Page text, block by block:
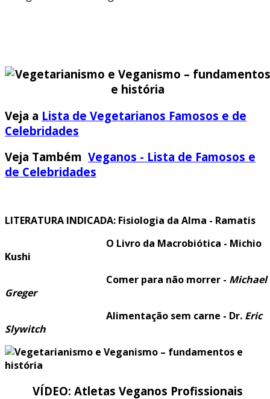
Veja a Lista de Vegetarianos Famosos e de
Celebridades
Veja Também Veganos - Lista de Famosos e
de Celebridades
LITERATURA INDICADA: Fisiologia da Alma - Ramatis
O Livro da Macrobiótica - Michio
Kushi
Comer para não morrer - Michael
Greger
Alimentação sem carne - Dr. Eric
Slywitch
VÍDEO: Atletas Veganos Profissionais